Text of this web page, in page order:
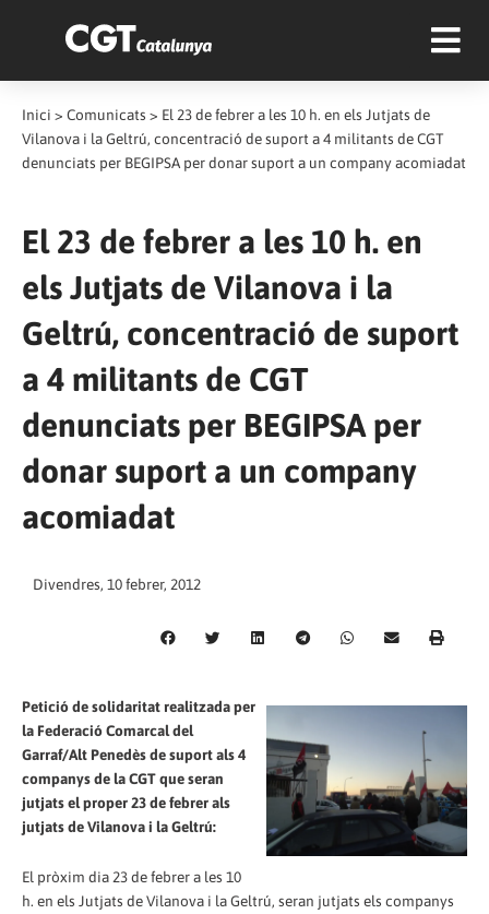
Inici > Comunicats > El 23 de febrer a les 10 h. en els Jutjats de
Vilanova i la Geltrú, concentració de suport a 4 militants de CGT
denunciats per BEGIPSA per donar suport a un company acomiadat
El 23 de febrer a les 10 h. en
els Jutjats de Vilanova i la
Geltrú, concentració de suport
a 4 militants de CGT
denunciats per BEGIPSA per
donar suport a un company
acomiadat
Divendres, 10 febrer, 2012
Petició de solidaritat realitzada per
la Federació Comarcal del
Garraf/Alt Penedès de suport als 4
companys de la CGT que seran
jutjats el proper 23 de febrer als
jutjats de Vilanova i la Geltrú:
El pròxim dia 23 de febrer a les 10
h. en els Jutjats de Vilanova i la Geltrú, seran jutjats els companys